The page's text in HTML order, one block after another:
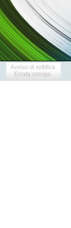
Avviso di rettifica
Errata corrige